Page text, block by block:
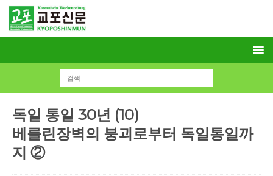
독일 통일 30년 (10)
베를린장벽의 붕괴로부터 독일통일까
지 ②